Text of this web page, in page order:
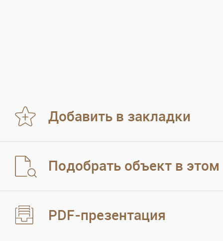
Добавить в закладки
Подобрать объект в этом
PDF-презентация